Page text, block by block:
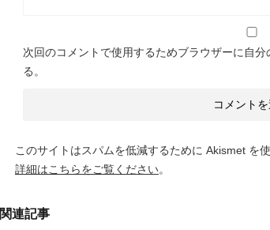
次回のコメントで使用するためブラウザーに自
る。
このサイトはスパムを低減するために Akismet を使
詳細はこちらをご覧ください。
関連記事